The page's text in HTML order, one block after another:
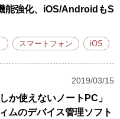
能強化、iOS/AndroidもS
スマートフォン iOS
2019/03/15
か使えないノートPC」
ムのデバイス管理ソフト